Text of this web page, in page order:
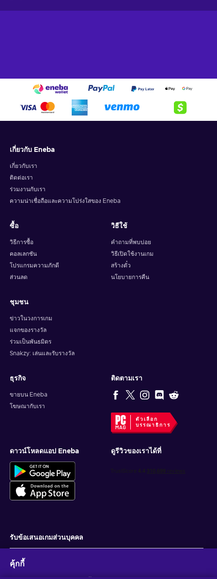
เกี่ยวกับ Eneba
เกี่ยวกับเรา
ติดต่อเรา
ร่วมงานกับเรา
ความน่าเชื่อถือและความโปร่งใสของ Eneba
ซื้อ
วิธีการซื้อ
คอลเลกชัน
โปรแกรมความภักดี
ส่วนลด
วิธีใช้
คำถามที่พบบ่อย
วิธีเปิดใช้งานเกม
สร้างตั๋ว
นโยบายการคืน
ชุมชน
ข่าวในวงการเกม
แจกของรางวัล
ร่วมเป็นพันธมิตร
Snakzy: เล่นและรับรางวัล
ธุรกิจ
ขายบน Eneba
โฆษณากับเรา
ติดตามเรา
ตัวเลือก
บรรณาธิการ
ดาวน์โหลดแอป Eneba ดูรีวิวของเราได้ที่
รับข้อเสนอเกมส่วนบุคคล
คุ้กกี้